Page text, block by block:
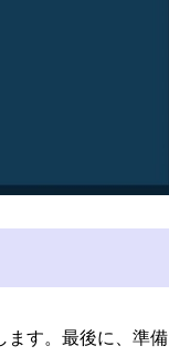
ます。最後に、準備